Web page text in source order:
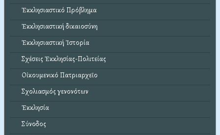
Ἐκκλησιαστικό Πρόβλημα
Ἐκκλησιαστική δικαιοσύνη
Ἐκκλησιαστική Ἱστορία
Σχέσεις Ἐκκλησίας-Πολιτείας
Οἰκουμενικό Πατριαρχεῖο
Σχολιασμός γενονότων
Ἐκκλησία
Σύνοδος